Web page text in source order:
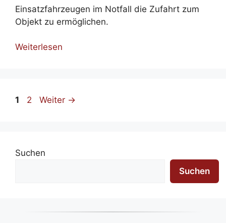
Einsatzfahrzeugen im Notfall die Zufahrt zum
Objekt zu ermöglichen.
Weiterlesen
Seite
1 Seite
2 Weiter →
Suchen
Suchen